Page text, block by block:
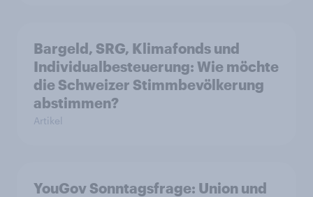
Bargeld, SRG, Klimafonds und
Individualbesteuerung: Wie möchte
die Schweizer Stimmbevölkerung
abstimmen?
Artikel
YouGov Sonntagsfrage: Union und